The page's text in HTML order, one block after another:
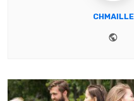
CHMAILLE